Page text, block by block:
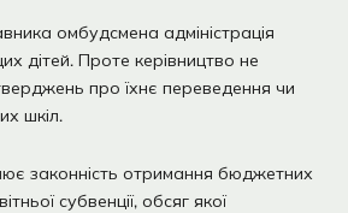
омбудсмена адміністрація
дітей. Проте керівництво не
про їхнє переведення чи
шкіл.
законність отримання бюджетних
субвенції, обсяг якої